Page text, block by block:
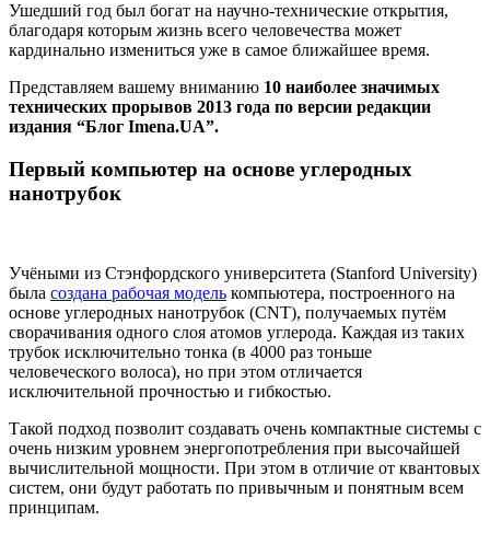
Ушедший год был богат на научно-технические открытия,
благодаря которым жизнь всего человечества может
кардинально измениться уже в самое ближайшее время.
Представляем вашему вниманию 10 наиболее значимых
технических прорывов 2013 года по версии редакции
издания “Блог Imena.UA”.
Первый компьютер на основе углеродных
нанотрубок
Учёными из Стэнфордского университета (Stanford University)
была создана рабочая модель компьютера, построенного на
основе углеродных нанотрубок (CNT), получаемых путём
сворачивания одного слоя атомов углерода. Каждая из таких
трубок исключительно тонка (в 4000 раз тоньше
человеческого волоса), но при этом отличается
исключительной прочностью и гибкостью.
Такой подход позволит создавать очень компактные системы с
очень низким уровнем энергопотребления при высочайшей
вычислительной мощности. При этом в отличие от квантовых
систем, они будут работать по привычным и понятным всем
принципам.